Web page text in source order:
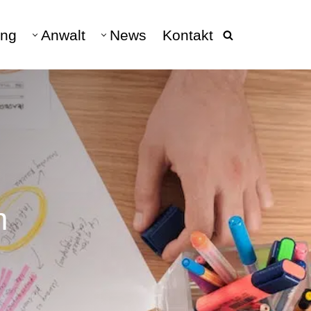
040 - 228 682 10
DATENSCHUTZ
Datenschutz & Datenschutzrecht
DSGVO
Datenschutz Anwalt
Verarbeitungsverzeichnis
Vertretung DSGVO-Auskunft
Auskunftsanspruch &
Schadensersatz
Anwalt News Kontakt